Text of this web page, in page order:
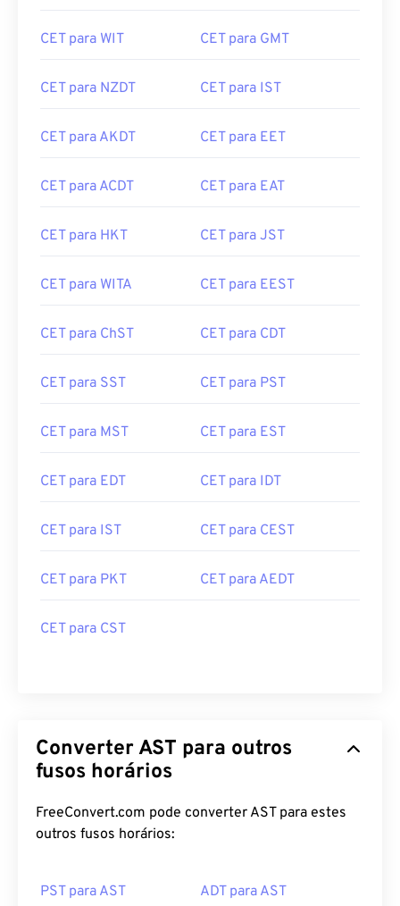
CET para WIT CET para GMT
CET para NZDT CET para IST
CET para AKDT CET para EET
CET para ACDT CET para EAT
CET para HKT CET para JST
CET para WITA CET para EEST
CET para ChST CET para CDT
CET para SST CET para PST
CET para MST CET para EST
CET para EDT CET para IDT
CET para IST CET para CEST
CET para PKT CET para AEDT
CET para CST
Converter AST para outros
fusos horários
FreeConvert.com pode converter AST para estes
outros fusos horários:
PST para AST ADT para AST